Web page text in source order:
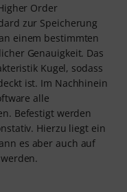
Order
zur Speicherung
einem bestimmten
Genauigkeit. Das
Kugel, sodass
ist. Im Nachhinein
alle
Befestigt werden
Hierzu liegt ein
es aber auch auf